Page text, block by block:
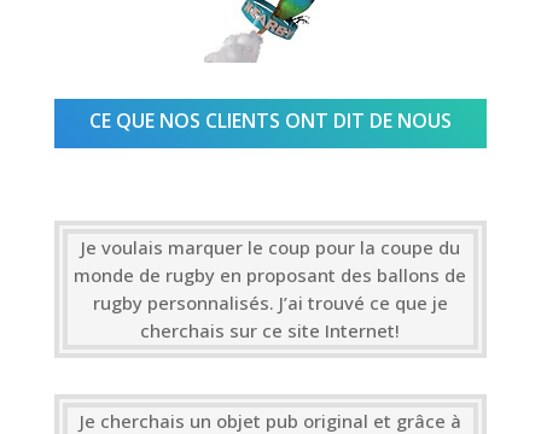
CE QUE NOS CLIENTS ONT DIT DE NOUS
Je voulais marquer le coup pour la coupe du
monde de rugby en proposant des ballons de
rugby personnalisés. J’ai trouvé ce que je
cherchais sur ce site Internet!
Je cherchais un objet pub original et grâce à